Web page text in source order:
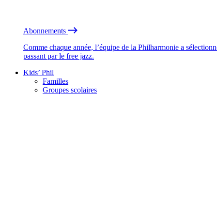
Abonnements
Comme chaque année, l’équipe de la Philharmonie a
passant par le free jazz.
Kids’ Phil
Familles
Groupes scolaires